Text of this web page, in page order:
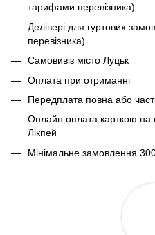
тарифами перевізника)
Делівері для гуртових
перевізника)
Самовивіз місто Луцьк
Оплата при отриманні
Передплата повна або
Онлайн оплата карткою на
Лікпей
Мінімальне замовлення 300